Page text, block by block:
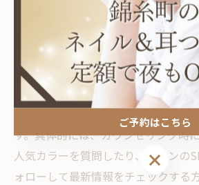
トレンド情報を得るためのネイル
最新トレンド情報を得るには、ネイ
して積極的に活用することがポイン
サロンスタッフは業界の新情報やト
に触れているため、直接アドバイス
す。具体的には、カウンセリング時
人気カラーを質問したり、サロンの
ォローして最新情報をチェックする
ご予約はこちら
ご予約はこちら